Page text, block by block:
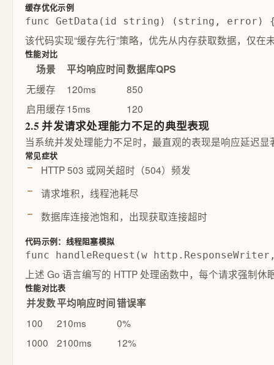
缓存优化示例
func GetData(id string) (string, error) {
该代码实现“缓存先行”策略，优先从内存获取数据，仅
性能对比
场景 平均响应时间数据库QPS
无缓存
120ms
850
启用缓存15ms 120
2.5 并发请求处理能力不足的典型表现
当系统并发处理能力不足时，最直观的表现是响应延迟
常见症状
HTTP 503 或网关超时（504）频发
请求堆积，线程池耗尽
数据库连接池饱和，出现获取连接超时
代码示例：线程阻塞模拟
func handleRequest(w
上述 Go 语言编写的 HTTP 处理函数中，每个请求强制
性能对比表
并发数平均响应时间错误率
100
210ms
0%
1000
2100ms 12%